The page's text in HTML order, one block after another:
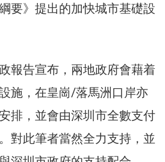
要》提出的加快城市基礎設
報告宣布，兩地政府會藉着
施，在皇崗/落馬洲口岸亦
排，並會由深圳市全數支付
對此筆者當然全力支持，並